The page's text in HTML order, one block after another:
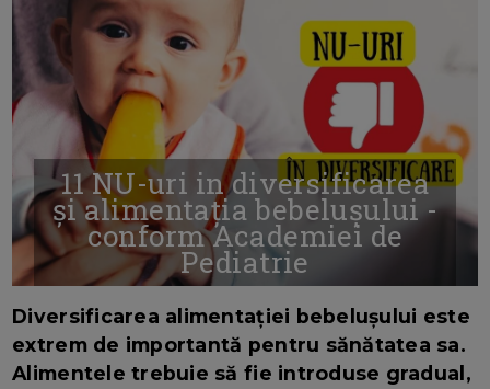
11 NU-uri in diversificarea
și alimentația bebelușului -
conform Academiei de
Pediatrie
Diversificarea alimentației bebelușului este
extrem de importantă pentru sănătatea sa.
Alimentele trebuie să fie introduse gradual,